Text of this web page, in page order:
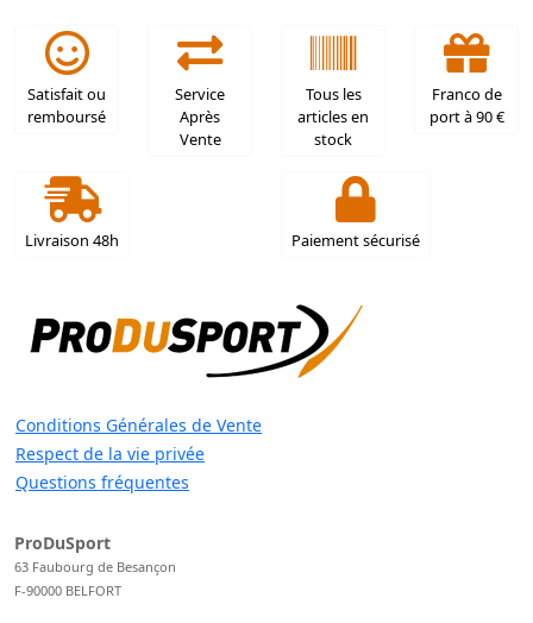
Satisfait ou
remboursé
Service
Après
Vente
Tous les
articles en
stock
Franco de
port à 90 €
Livraison 48h Paiement sécurisé
Conditions Générales de Vente
Respect de la vie privée
Questions fréquentes
ProDuSport
63 Faubourg de Besançon
F-90000 BELFORT